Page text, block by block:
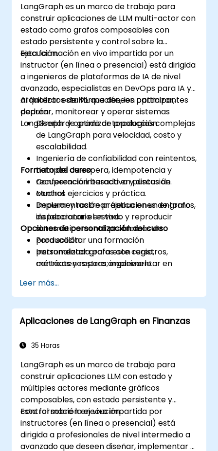
LangGraph es un marco de trabajo para
construir aplicaciones de LLM multi-actor con
estado como grafos composables con
estado persistente y control sobre la
ejecución.
Esta formación en vivo impartida por un
instructor (en línea o presencial) está dirigida
a ingenieros de plataformas de IA de nivel
avanzado, especialistas en DevOps para IA y
arquitectos de ML que deseen optimizar,
depurar, monitorear y operar sistemas
LangGraph de grado de producción.
Al finalizar esta formación, los participantes
podrán:
Diseñar y optimizar topologías complejas
de LangGraph para velocidad, costo y
escalabilidad.
Ingeniería de confiabilidad con reintentos,
tiempos de espera, idempotencia y
recuperación basada en puntos de
control.
Depurar y rastrear ejecuciones de grafos,
inspeccionar el estado y reproducir
sistemáticamente problemas de
producción.
Instrumentar grafos con registros,
métricas y rastros; implementar en
Formato del curso
Conferencia interactiva y discusión.
Muchas ejercicios y práctica.
Implementación práctica en un entorno
de laboratorio en vivo.
Opciones de personalización del curso
Para solicitar una formación
personalizada para este curso,
contáctenos para organizarlo.
Leer más...
Aplicaciones de LangGraph en Finanzas
35 Horas
LangGraph es un marco de trabajo para
construir aplicaciones LLM con estado y
múltiples actores mediante gráficos
composables, con estado persistente y
control sobre la ejecución.
Esta formación en vivo impartida por
instructores (en línea o presencial) está
dirigida a profesionales de nivel intermedio a
avanzado que deseen diseñar, implementar y